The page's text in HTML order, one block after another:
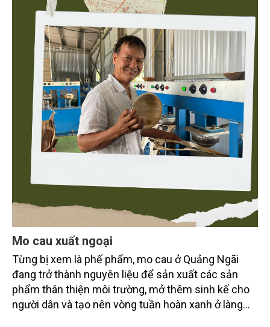
Mo cau xuất ngoại
Từng bị xem là phế phẩm, mo cau ở Quảng Ngãi
đang trở thành nguyên liệu để sản xuất các sản
phẩm thân thiện môi trường, mở thêm sinh kế cho
người dân và tạo nên vòng tuần hoàn xanh ở làng